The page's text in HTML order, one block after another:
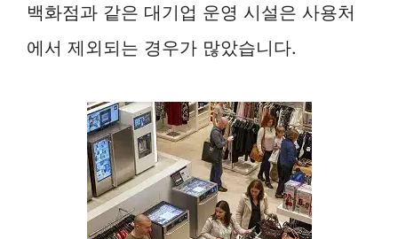
백화점과 같은 대기업 운영 시설은 사용처
에서 제외되는 경우가 많았습니다.